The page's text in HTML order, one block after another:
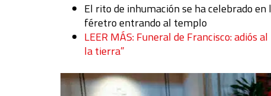
El rito de inhumación se ha celebrado
féretro entrando al templo
LEER MÁS: Funeral de Francisco: adiós
la tierra”